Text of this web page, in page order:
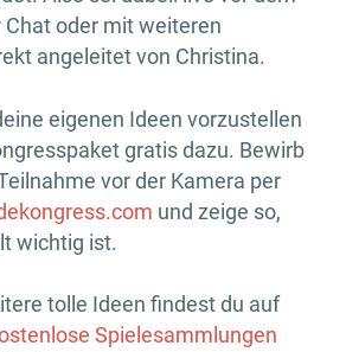
Chat oder mit weiteren
angeleitet von Christina.
eigenen Ideen vorzustellen
gratis dazu. Bewirb
vor der Kamera per
und zeige so,
wichtig ist.
tolle Ideen findest du auf
Spielesammlungen